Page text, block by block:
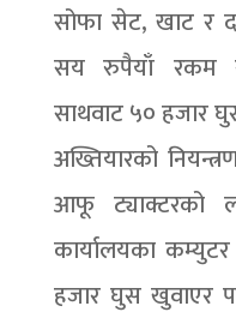
सोफा सेट, खाट र
सय रुपैयाँ रकम र
साथवाट ५० हजार
अख्तियारको
आफू ट्याक्टरको
कार्यालयका
हजार घुस खुवाएर